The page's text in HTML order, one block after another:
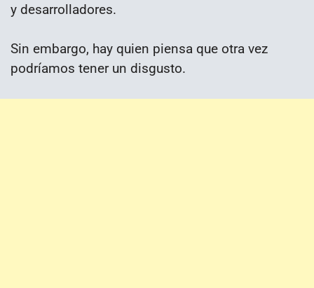
y desarrolladores.
Sin embargo, hay quien piensa que otra vez
podríamos tener un disgusto.